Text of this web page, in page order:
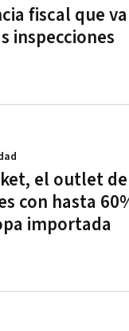
fiscal que
inspecciones
el outlet
con hasta
importada